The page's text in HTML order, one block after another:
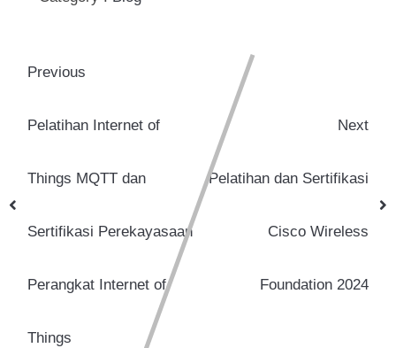
Previous
Pelatihan Internet of
Things MQTT dan
Sertifikasi Perekayasaan
Perangkat Internet of
Things
Next
Pelatihan dan Sertifikasi
Cisco Wireless
Foundation 2024